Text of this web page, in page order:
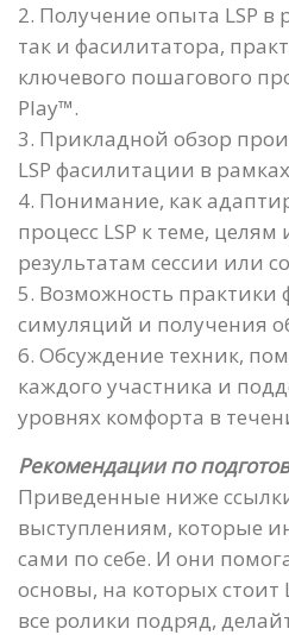
2. Получение опыта LSP в
так и фасилитатора,
ключевого пошагового
Play™.
3. Прикладной обзор
LSP фасилитации в
4. Понимание, как
процесс LSP к теме,
результатам сессии или
5. Возможность практики
симуляций и получения
6. Обсуждение техник,
каждого участника и
уровнях комфорта в
Рекомендации по
Приведенные ниже
выступлениям, которые
сами по себе. И они
основы, на которых стоит
все ролики подряд,